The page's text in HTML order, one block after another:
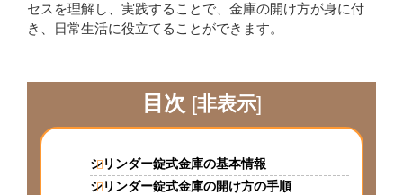
セスを理解し、実践することで、金庫の開け方が身に付
き、日常生活に役立てることができます。
目次 [非表示]
シリンダー錠式金庫の基本情報
シリンダー錠式金庫の開け方の手順